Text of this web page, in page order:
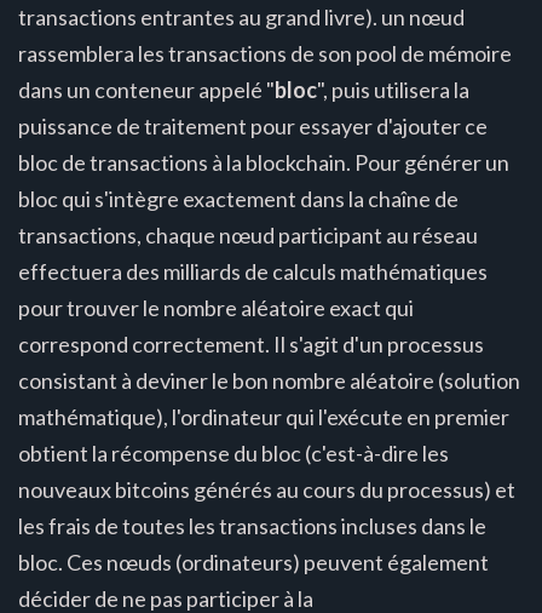
transactions entrantes au grand livre). un nœud
rassemblera les transactions de son pool de mémoire
dans un conteneur appelé "bloc", puis utilisera la
puissance de traitement pour essayer d'ajouter ce
bloc de transactions à la blockchain. Pour générer un
bloc qui s'intègre exactement dans la chaîne de
transactions, chaque nœud participant au réseau
effectuera des milliards de calculs mathématiques
pour trouver le nombre aléatoire exact qui
correspond correctement. Il s'agit d'un processus
consistant à deviner le bon nombre aléatoire (solution
mathématique), l'ordinateur qui l'exécute en premier
obtient la récompense du bloc (c'est-à-dire les
nouveaux bitcoins générés au cours du processus) et
les frais de toutes les transactions incluses dans le
bloc. Ces nœuds (ordinateurs) peuvent également
décider de ne pas participer à la